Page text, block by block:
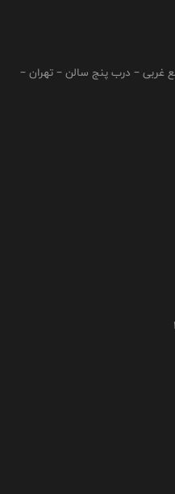
غربی – درب پنج سالن – تهران –